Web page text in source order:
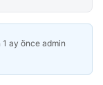
1 ay önce admin